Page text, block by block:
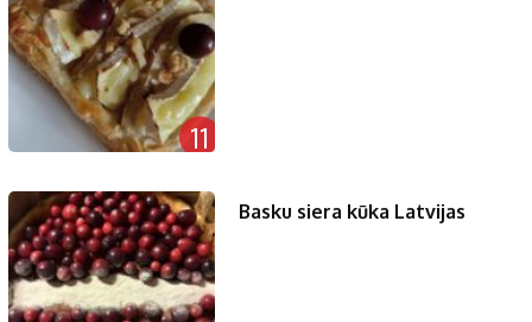
11
Basku siera kūka Latvijas